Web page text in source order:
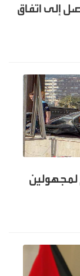
إلى اتفاق
لمجهولين